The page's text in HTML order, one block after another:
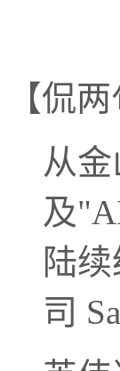
【侃两
从
及
陆
司